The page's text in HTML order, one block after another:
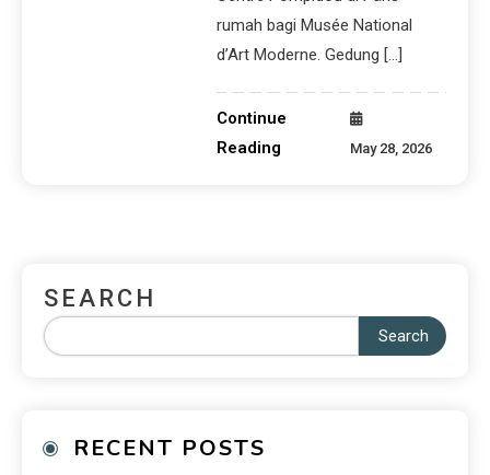
rumah bagi Musée National
d’Art Moderne. Gedung […]
Continue
Reading
May 28, 2026
SEARCH
Search
RECENT POSTS